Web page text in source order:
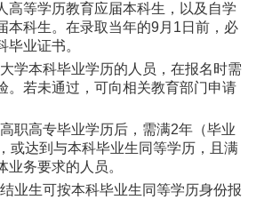
高等学历教育应届本科生，以及自学
本科生。在录取当年的9月1日前，必
毕业证书。
学本科毕业学历的人员，在报名时需
。若未通过，可向相关教育部门申请
职高专毕业学历后，需满2年（毕业
或达到与本科毕业生同等学历，且满
业务要求的人员。
业生可按本科毕业生同等学历身份报